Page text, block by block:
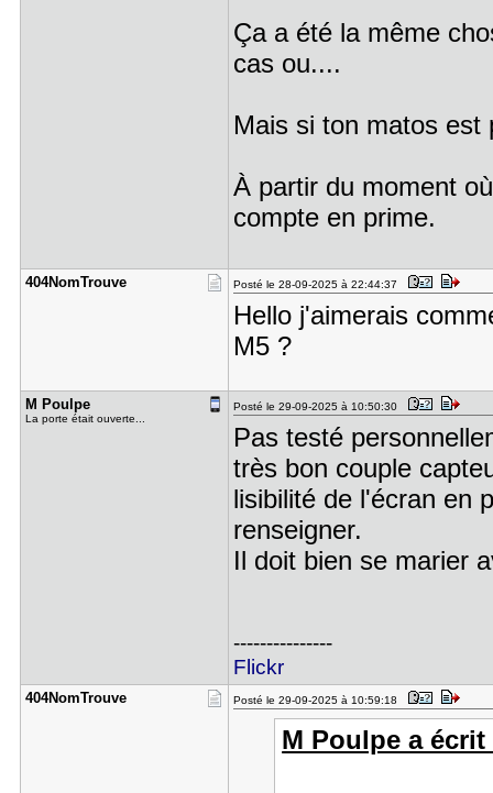
Ça a été la même
cas ou....
Mais si ton matos est
À partir du moment
compte en prime.
404NomTrou​ve Posté le 28-09-2025 à 22:44:37
Hello j'aimerais
M5 ?
M Poulpe
La porte était ouverte...
Posté le 29-09-2025 à 10:50:30
Pas testé
très bon couple
lisibilité de l'écran en
renseigner.
Il doit bien se marier
---------------
Flickr
404NomTrou​ve Posté le 29-09-2025 à 10:59:18
M Poulpe a écrit